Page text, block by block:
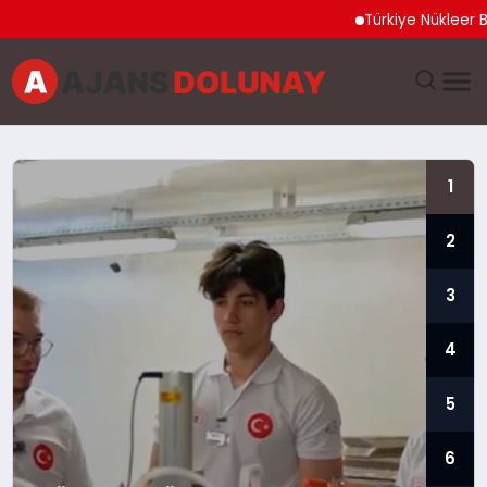
Türkiye Nükleer Bilim
EĞITIM
EKONOMI
GENEL
GÜNCEL
MAGAZIN
1
2
3
4
5
6